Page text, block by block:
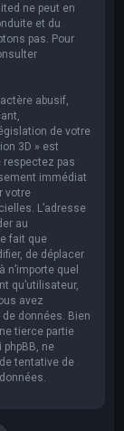
ne peut en
et du
pas. Pour
abusif,
de votre
3D » est
respectez pas
immédiat
votre
L’adresse
au
fait que
de déplacer
n’importe quel
qu’utilisateur,
avez
données. Bien
tierce partie
ne
tentative de